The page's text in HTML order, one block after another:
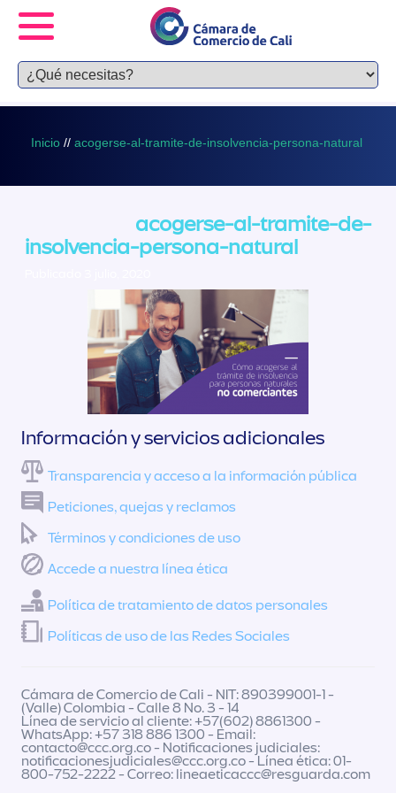
Inicio // acogerse-al-tramite-de-insolvencia-persona-natural
acogerse-al-tramite-de-
insolvencia-persona-natural
Información y servicios adicionales
Transparencia y acceso a la información pública
Peticiones, quejas y reclamos
Términos y condiciones de uso
Accede a nuestra línea ética
Política de tratamiento de datos personales
Políticas de uso de las Redes Sociales
Cámara de Comercio de Cali - NIT: 890399001-1 -
(Valle) Colombia - Calle 8 No. 3 - 14
Línea de servicio al cliente: +57(602) 8861300 -
WhatsApp: +57 318 886 1300 - Email:
contacto@ccc.org.co- Notificaciones judiciales:
notificacionesjudiciales@ccc.org.co- Línea ética: 01-
800-752-2222 - Correo: lineaeticaccc@resguarda.com